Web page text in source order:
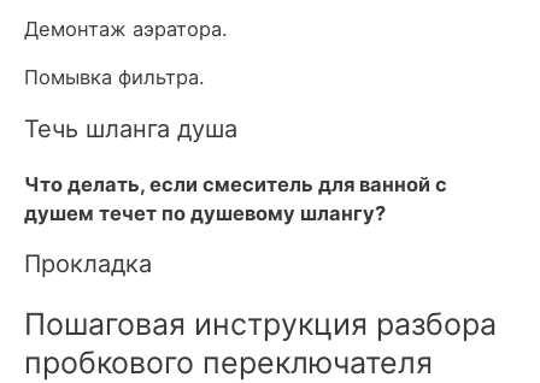
Демонтаж аэратора.
Помывка фильтра.
Течь шланга душа
Что делать, если смеситель для ванной с
душем течет по душевому шлангу?
Прокладка
Пошаговая инструкция разбора
пробкового переключателя